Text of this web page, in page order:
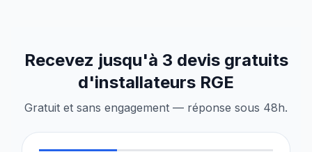
Recevez jusqu'à 3 devis gratuits
d'installateurs RGE
Gratuit et sans engagement — réponse sous 48h.